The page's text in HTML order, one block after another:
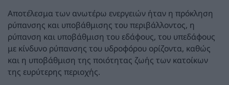
Αποτέλεσμα των ανωτέρω ενεργειών ήταν η πρόκληση
ρύπανσης και υποβάθμισης του περιβάλλοντος, η
ρύπανση και υποβάθμιση του εδάφους, του υπεδάφους
με κίνδυνο ρύπανσης του υδροφόρου ορίζοντα, καθώς
και η υποβάθμιση της ποιότητας ζωής των κατοίκων
της ευρύτερης περιοχής.